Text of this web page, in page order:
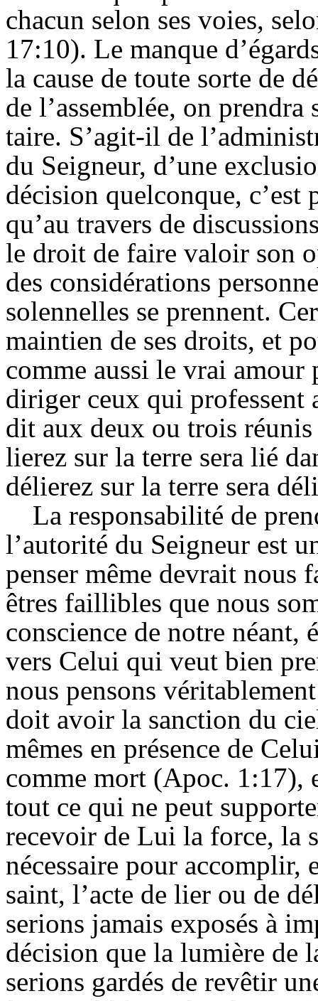
chacun selon ses voies,
17:10). Le manque
la cause de toute sorte de
de l’assemblée, on
taire. S’agit-il de
du Seigneur, d’une
décision quelconque, c’est
qu’au travers de
le droit de faire valoir son
des considérations
solennelles se prennent.
maintien de ses droits, et
comme aussi le vrai amour
diriger ceux qui professent
dit aux deux ou trois
lierez sur la terre sera lié
délierez sur la terre sera
La responsabilité de
l’autorité du Seigneur est
penser même devrait nous
êtres faillibles que nous
conscience de notre néant,
vers Celui qui veut bien
nous pensons
doit avoir la sanction du
mêmes en présence de
comme mort (Apoc. 1:17),
tout ce qui ne peut
recevoir de Lui la force, la
nécessaire pour accomplir,
saint, l’acte de lier ou de
serions jamais exposés à
décision que la lumière de
serions gardés de revêtir